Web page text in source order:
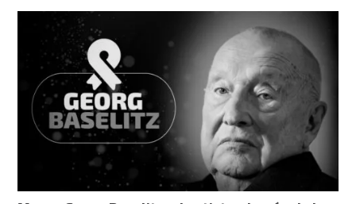
Santa
Cruz:
Qué
significa
y
cuál
es
su
relación
con